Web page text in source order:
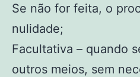
Se não for feita, o
nulidade;
Facultativa – quando
outros meios, sem